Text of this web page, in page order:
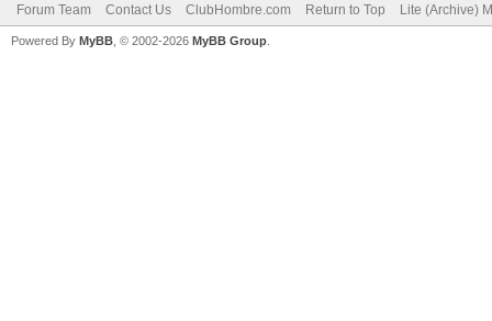
Forum Team Contact Us ClubHombre.com Return to Top Lite (Archive)
Powered By MyBB , © 2002-2026 MyBB Group